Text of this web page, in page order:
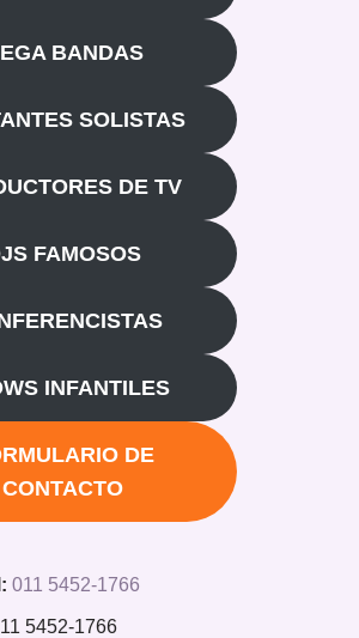
BANDAS
SOLISTAS
DE TV
FAMOSOS
INFANTILES
DE
CONTACTO
011 5452-1766
5452-1766